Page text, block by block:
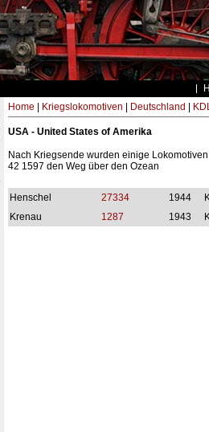
Home Kriegslokomotiven Deutschland
USA - United States of Amerika
Nach Kriegsende wurden einige
42 1597 den Weg über den Ozean
Henschel 27334 1944
Krenau
1287 1943